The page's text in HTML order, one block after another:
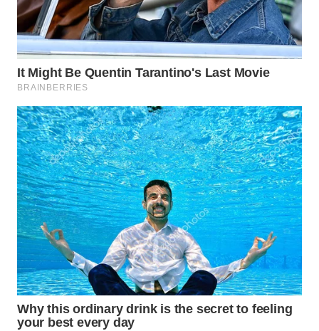
SULUT
WN
MALUKU
MALUT
WN
DAIRI
WN
DANAU
TOBA
WN
NIAS
WN